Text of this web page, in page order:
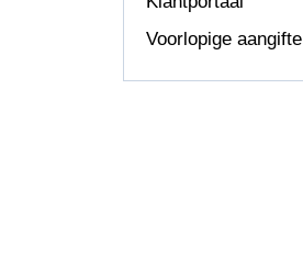
Voorlopige aangifte